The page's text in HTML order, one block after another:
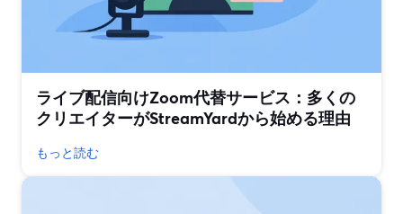
ライブ配信向けZoom代替サービス：多くの
クリエイターがStreamYardから始める理由
もっと読む